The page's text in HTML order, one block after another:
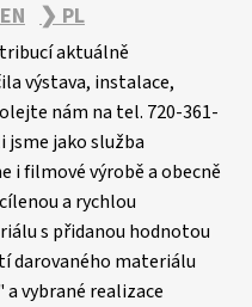
❯ PL
aktuálně
výstava, instalace,
nám na tel. 720-361-
jsme jako služba
i filmové výrobě a obecně
a rychlou
s přidanou hodnotou
darovaného materiálu
vybrané realizace